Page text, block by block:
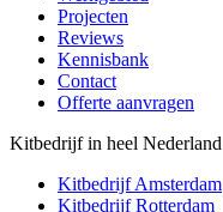
Projecten
Reviews
Kennisbank
Contact
Offerte aanvragen
Kitbedrijf in heel Nederland
KitbedrijfAmsterdam
KitbedrijfRotterdam